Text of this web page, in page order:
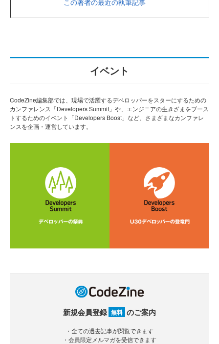
この著者の最近の執筆記事
イベント
CodeZine編集部では、現場で活躍するデベロッパーをスターにするための
カンファレンス「Developers Summit」や、エンジニアの生きざまをブース
トするためのイベント「Developers Boost」など、さまざまなカンファレ
ンスを企画・運営しています。
新規会員登録 無料 のご案内
・全ての過去記事が閲覧できます
・会員限定メルマガを受信できます